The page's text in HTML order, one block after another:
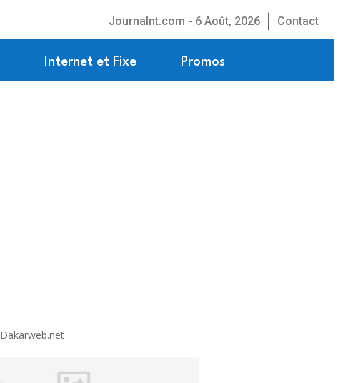
Journalnt.com - 6 Août, 2026 Contact
Internet et Fixe Promos